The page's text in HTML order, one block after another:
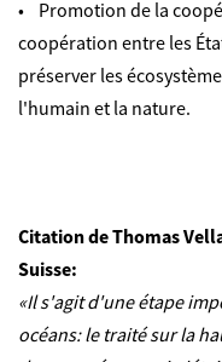
• Promotion de la
coopération entre les
préserver les
l'humain et la nature.
Citation de Thomas
Suisse:
«Il s'agit d'une étape
océans: le traité sur la